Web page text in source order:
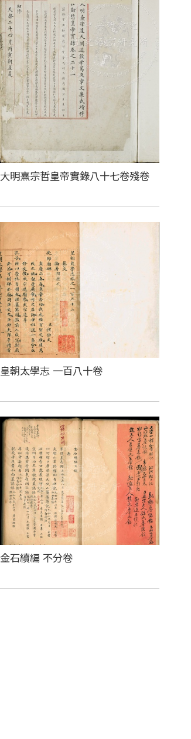
大明熹宗哲皇帝實錄八十七卷殘卷
皇朝太學志 一百八十卷
金石續編 不分卷